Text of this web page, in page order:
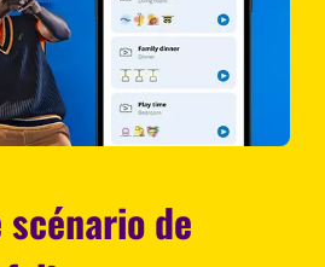
de